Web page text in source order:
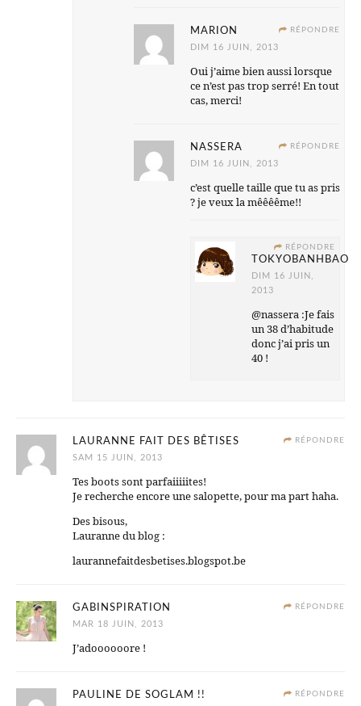
RÉPONDRE
MARION
DIM 16 JUIN, 2013
Oui j’aime bien aussi lorsque
ce n’est pas trop serré! En tout
cas, merci!
RÉPONDRE
NASSERA
DIM 16 JUIN, 2013
c’est quelle taille que tu as pris
? je veux la mêêêême!!
RÉPONDRE
TOKYOBANHBAO
DIM 16 JUIN,
2013
@nassera :Je fais
un 38 d’habitude
donc j’ai pris un
40 !
RÉPONDRE
LAURANNE FAIT DES BÊTISES
SAM 15 JUIN, 2013
Tes boots sont parfaiiiiites!
Je recherche encore une salopette, pour ma part haha.
Des bisous,
Lauranne du blog :
laurannefaitdesbetises.blogspot.be
RÉPONDRE
GABINSPIRATION
MAR 18 JUIN, 2013
J’adoooooore !
RÉPONDRE
PAULINE DE SOGLAM !!